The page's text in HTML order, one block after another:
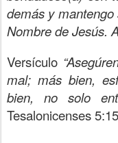
demás y
Nombre de Jesús.
Versículo
mal; más bien,
bien, no solo
Tesalonicenses